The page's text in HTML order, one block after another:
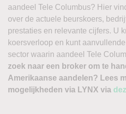
aandeel Tele Columbus? Hier
over de actuele beurskoers,
prestaties en relevante cijfers. U
koersverloop en kunt
sector waarin aandeel Tele
zoek naar een broker om te
Amerikaanse aandelen? Lees
mogelijkheden via LYNX via